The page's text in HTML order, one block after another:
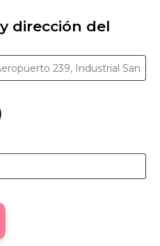
dirección del